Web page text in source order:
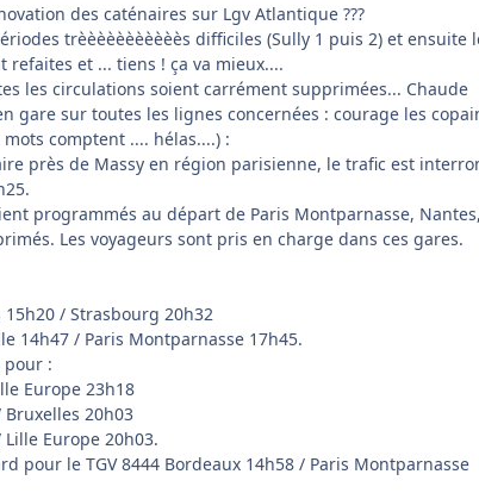
des caténaires sur Lgv Atlantique ???
trèèèèèèèèèèès difficiles (Sully 1 puis 2) et ensuite
et ... tiens ! ça va mieux....
les circulations soient carrément supprimées... Chaude
gare sur toutes les lignes concernées : courage les
comptent .... hélas....) :
près de Massy en région parisienne, le trafic est
programmés au départ de Paris Montparnasse,
Les voyageurs sont pris en charge dans ces gares.
15h20 / Strasbourg 20h32
14h47 / Paris Montparnasse 17h45.
pour :
Europe 23h18
Bruxelles 20h03
Lille Europe 20h03.
pour le TGV 8444 Bordeaux 14h58 / Paris Montparnasse